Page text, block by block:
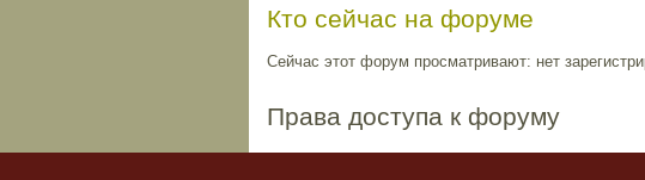
Кто сейчас на форуме
Сейчас этот форум просматривают: нет
Права доступа к форуму